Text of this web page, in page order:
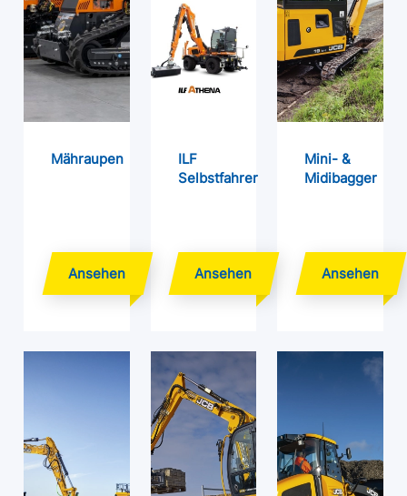
Mähraupen
ILF
Selbstfahrer
Mini- &
Midibagger